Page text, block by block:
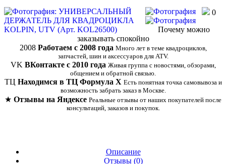
0
Почему можно
заказывать спокойно
2008 Работаем с 2008 года Много лет в теме квадроциклов,
запчастей, шин и аксессуаров для ATV.
VK ВКонтакте с 2010 года Живая группа с новостями, обзорами,
общением и обратной связью.
ТЦ Находимся в ТЦ Формула Х Есть понятная точка самовывоза и
возможность забрать заказ в Москве.
★ Отзывы на Яндексе Реальные отзывы от наших покупателей после
консультаций, заказов и покупок.
Описание
Отзывы (0)